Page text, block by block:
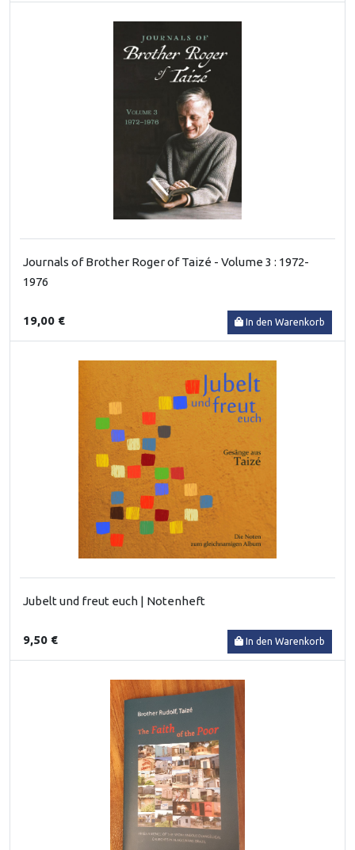
Journals of Brother Roger of Taizé - Volume 3 : 1972-
1976
19,00 € In den Warenkorb
Jubelt und freut euch | Notenheft
9,50 € In den Warenkorb